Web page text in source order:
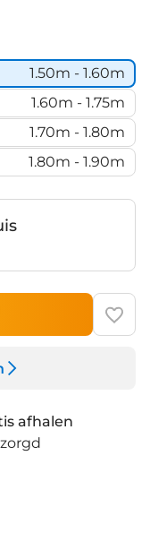
1.50m - 1.60m
1.60m - 1.75m
1.70m - 1.80m
1.80m - 1.90m
afhalen